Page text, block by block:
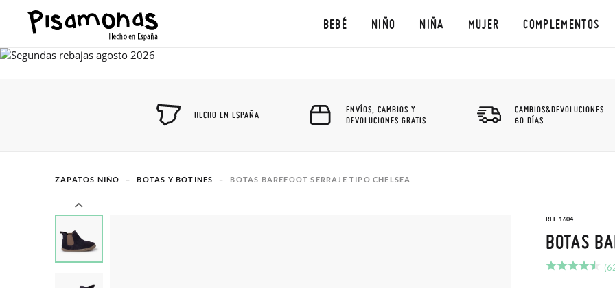
BEBÉ NIÑO NIÑA MUJER COMPLEMENTOS
HECHO EN ESPAÑA
ENVÍOS, CAMBIOS Y
DEVOLUCIONES GRATIS
CAMBIOS&DEVOLUCIONES
60 DÍAS
ZAPATOS NIÑO BOTAS Y BOTINES BOTAS BAREFOOT SERRAJE TIPO CHELSEA
REF 1604
BOTAS